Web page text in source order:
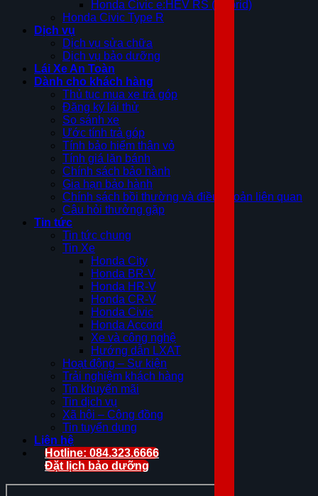
Honda Civic e:HEV RS (Hybrid)
Honda Civic Type R
Dịch vụ
Dịch vụ sửa chữa
Dịch vụ bảo dưỡng
Lái Xe An Toàn
Dành cho khách hàng
Thủ tục mua xe trả góp
Đăng ký lái thử
So sánh xe
Ước tính trả góp
Tính bảo hiểm thân vỏ
Tính giá lăn bánh
Chính sách bảo hành
Gia hạn bảo hành
Chính sách bồi thường và điều khoản liên quan
Câu hỏi thưởng gặp
Tin tức
Tin tức chung
Tin Xe
Honda City
Honda BR-V
Honda HR-V
Honda CR-V
Honda Civic
Honda Accord
Xe và công nghệ
Hướng dẫn LXAT
Hoạt động – Sự kiện
Trải nghiệm khách hàng
Tin khuyến mãi
Tin dịch vụ
Xã hội – Cộng đồng
Tin tuyển dụng
Liên hệ
Hotline: 084.323.6666
Đặt lịch bảo dưỡng